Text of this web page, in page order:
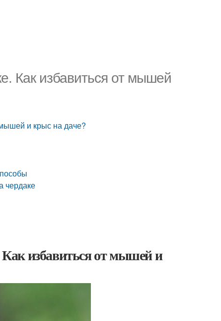
Как избавиться от мышей
мышей и крыс на даче?
чердаке
Как избавиться от мышей и